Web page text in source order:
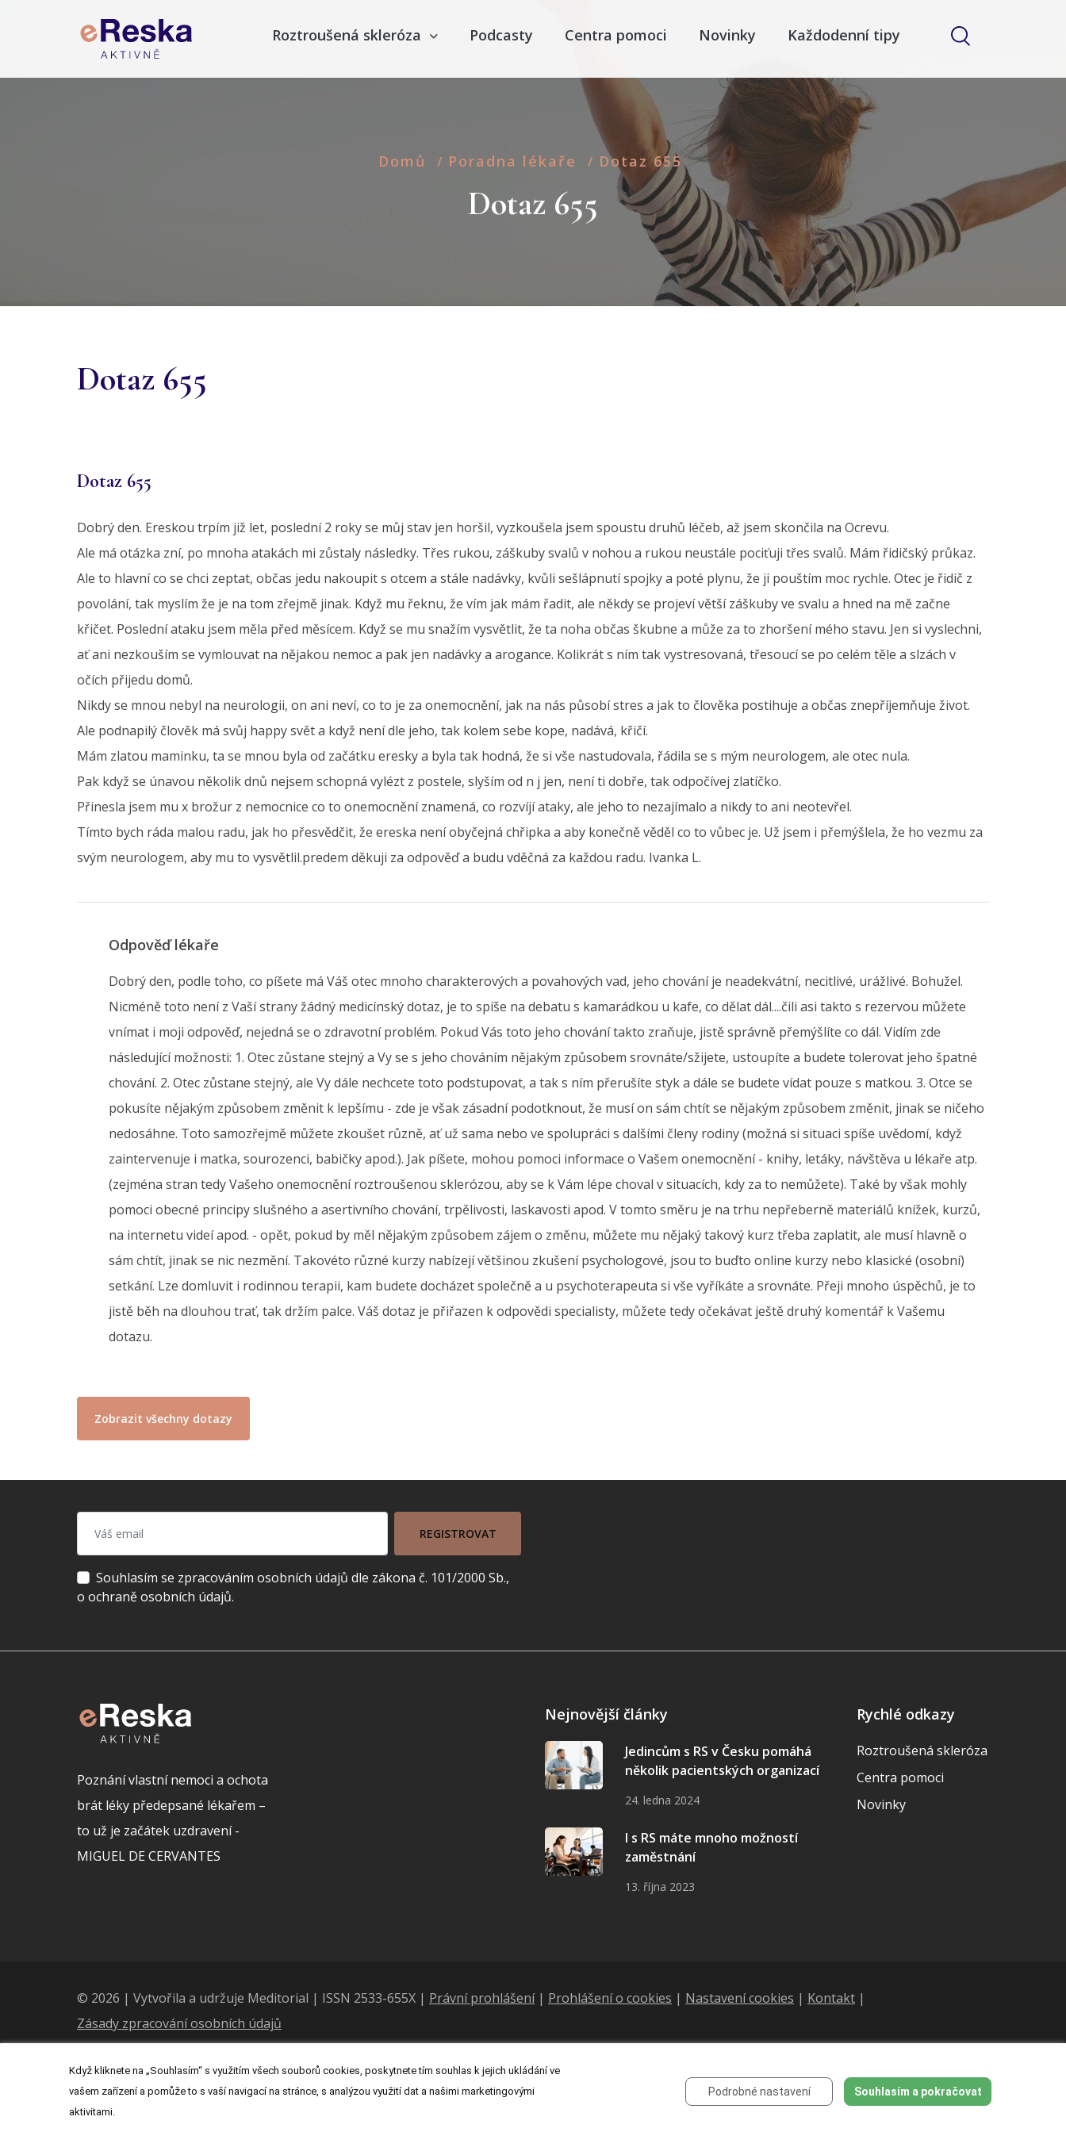
Roztroušená skleróza Podcasty Centra pomoci Novinky Každodenní tipy
Domů / Poradna lékaře / Dotaz 655
Dotaz 655
Dotaz 655
Dotaz 655
Dobrý den. Ereskou trpím již let, poslední 2 roky se můj stav jen horšil, vyzkoušela jsem spoustu druhů léčeb, až jsem skončila na Ocrevu.
Ale má otázka zní, po mnoha atakách mi zůstaly následky. Třes rukou, záškuby svalů v nohou a rukou neustále pociťuji třes svalů. Mám řidičský průkaz.
Ale to hlavní co se chci zeptat, občas jedu nakoupit s otcem a stále nadávky, kvůli sešlápnutí spojky a poté plynu, že ji pouštím moc rychle. Otec je řidič z
povolání, tak myslím že je na tom zřejmě jinak. Když mu řeknu, že vím jak mám řadit, ale někdy se projeví větší záškuby ve svalu a hned na mě začne
křičet. Poslední ataku jsem měla před měsícem. Když se mu snažím vysvětlit, že ta noha občas škubne a může za to zhoršení mého stavu. Jen si vyslechni,
ať ani nezkouším se vymlouvat na nějakou nemoc a pak jen nadávky a arogance. Kolikrát s ním tak vystresovaná, třesoucí se po celém těle a slzách v
očích přijedu domů.
Nikdy se mnou nebyl na neurologii, on ani neví, co to je za onemocnění, jak na nás působí stres a jak to člověka postihuje a občas znepříjemňuje život.
Ale podnapilý člověk má svůj happy svět a když není dle jeho, tak kolem sebe kope, nadává, křičí.
Mám zlatou maminku, ta se mnou byla od začátku eresky a byla tak hodná, že si vše nastudovala, řádila se s mým neurologem, ale otec nula.
Pak když se únavou několik dnů nejsem schopná vylézt z postele, slyším od n j jen, není ti dobře, tak odpočívej zlatíčko.
Přinesla jsem mu x brožur z nemocnice co to onemocnění znamená, co rozvíjí ataky, ale jeho to nezajímalo a nikdy to ani neotevřel.
Tímto bych ráda malou radu, jak ho přesvědčit, že ereska není obyčejná chřipka a aby konečně věděl co to vůbec je. Už jsem i přemýšlela, že ho vezmu za
svým neurologem, aby mu to vysvětlil.predem děkuji za odpověď a budu vděčná za každou radu. Ivanka L.
Odpověď lékaře
Dobrý den, podle toho, co píšete má Váš otec mnoho charakterových a povahových vad, jeho chování je neadekvátní, necitlivé, urážlivé. Bohužel.
Nicméně toto není z Vaší strany žádný medicínský dotaz, je to spíše na debatu s kamarádkou u kafe, co dělat dál....čili asi takto s rezervou můžete
vnímat i moji odpověď, nejedná se o zdravotní problém. Pokud Vás toto jeho chování takto zraňuje, jistě správně přemýšlíte co dál. Vidím zde
následující možnosti: 1. Otec zůstane stejný a Vy se s jeho chováním nějakým způsobem srovnáte/sžijete, ustoupíte a budete tolerovat jeho špatné
chování. 2. Otec zůstane stejný, ale Vy dále nechcete toto podstupovat, a tak s ním přerušíte styk a dále se budete vídat pouze s matkou. 3. Otce se
pokusíte nějakým způsobem změnit k lepšímu - zde je však zásadní podotknout, že musí on sám chtít se nějakým způsobem změnit, jinak se ničeho
nedosáhne. Toto samozřejmě můžete zkoušet různě, ať už sama nebo ve spolupráci s dalšími členy rodiny (možná si situaci spíše uvědomí, když
zaintervenuje i matka, sourozenci, babičky apod.). Jak píšete, mohou pomoci informace o Vašem onemocnění - knihy, letáky, návštěva u lékaře atp.
(zejména stran tedy Vašeho onemocnění roztroušenou sklerózou, aby se k Vám lépe choval v situacích, kdy za to nemůžete). Také by však mohly
pomoci obecné principy slušného a asertivního chování, trpělivosti, laskavosti apod. V tomto směru je na trhu nepřeberně materiálů knížek, kurzů,
na internetu videí apod. - opět, pokud by měl nějakým způsobem zájem o změnu, můžete mu nějaký takový kurz třeba zaplatit, ale musí hlavně o
sám chtít, jinak se nic nezmění. Takovéto různé kurzy nabízejí většinou zkušení psychologové, jsou to buďto online kurzy nebo klasické (osobní)
setkání. Lze domluvit i rodinnou terapii, kam budete docházet společně a u psychoterapeuta si vše vyříkáte a srovnáte. Přeji mnoho úspěchů, je to
jistě běh na dlouhou trať, tak držím palce. Váš dotaz je přiřazen k odpovědi specialisty, můžete tedy očekávat ještě druhý komentář k Vašemu
dotazu.
Zobrazit všechny dotazy
REGISTROVAT
Souhlasím se zpracováním osobních údajů dle zákona č. 101/2000 Sb.,
o ochraně osobních údajů.
Poznání vlastní nemoci a ochota
brát léky předepsané lékařem –
to už je začátek uzdravení -
MIGUEL DE CERVANTES
Nejnovější články
Jedincům s RS v Česku pomáhá
několik pacientských organizací
24. ledna 2024
I s RS máte mnoho možností
zaměstnání
13. října 2023
Rychlé odkazy
Roztroušená skleróza
Centra pomoci
Novinky
© 2026 | Vytvořila a udržuje Meditorial | ISSN 2533-655X | Právní prohlášení| Prohlášení o cookies | Nastavení cookies | Kontakt |
Zásady zpracování osobních údajů
Když kliknete na „Souhlasím“ s využitím všech souborů cookies, poskytnete tím souhlas k jejich ukládání ve
vašem zařízení a pomůže to s vaší navigací na stránce, s analýzou využití dat a našimi marketingovými
aktivitami.
Podrobné nastavení Souhlasím a pokračovat